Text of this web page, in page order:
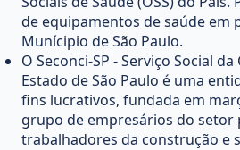
de equipamentos de saúde em
Munícipio de São Paulo.
O Seconci-SP - Serviço Social
Estado de São Paulo é uma
fins lucrativos, fundada em
grupo de empresários do setor
trabalhadores da construção e